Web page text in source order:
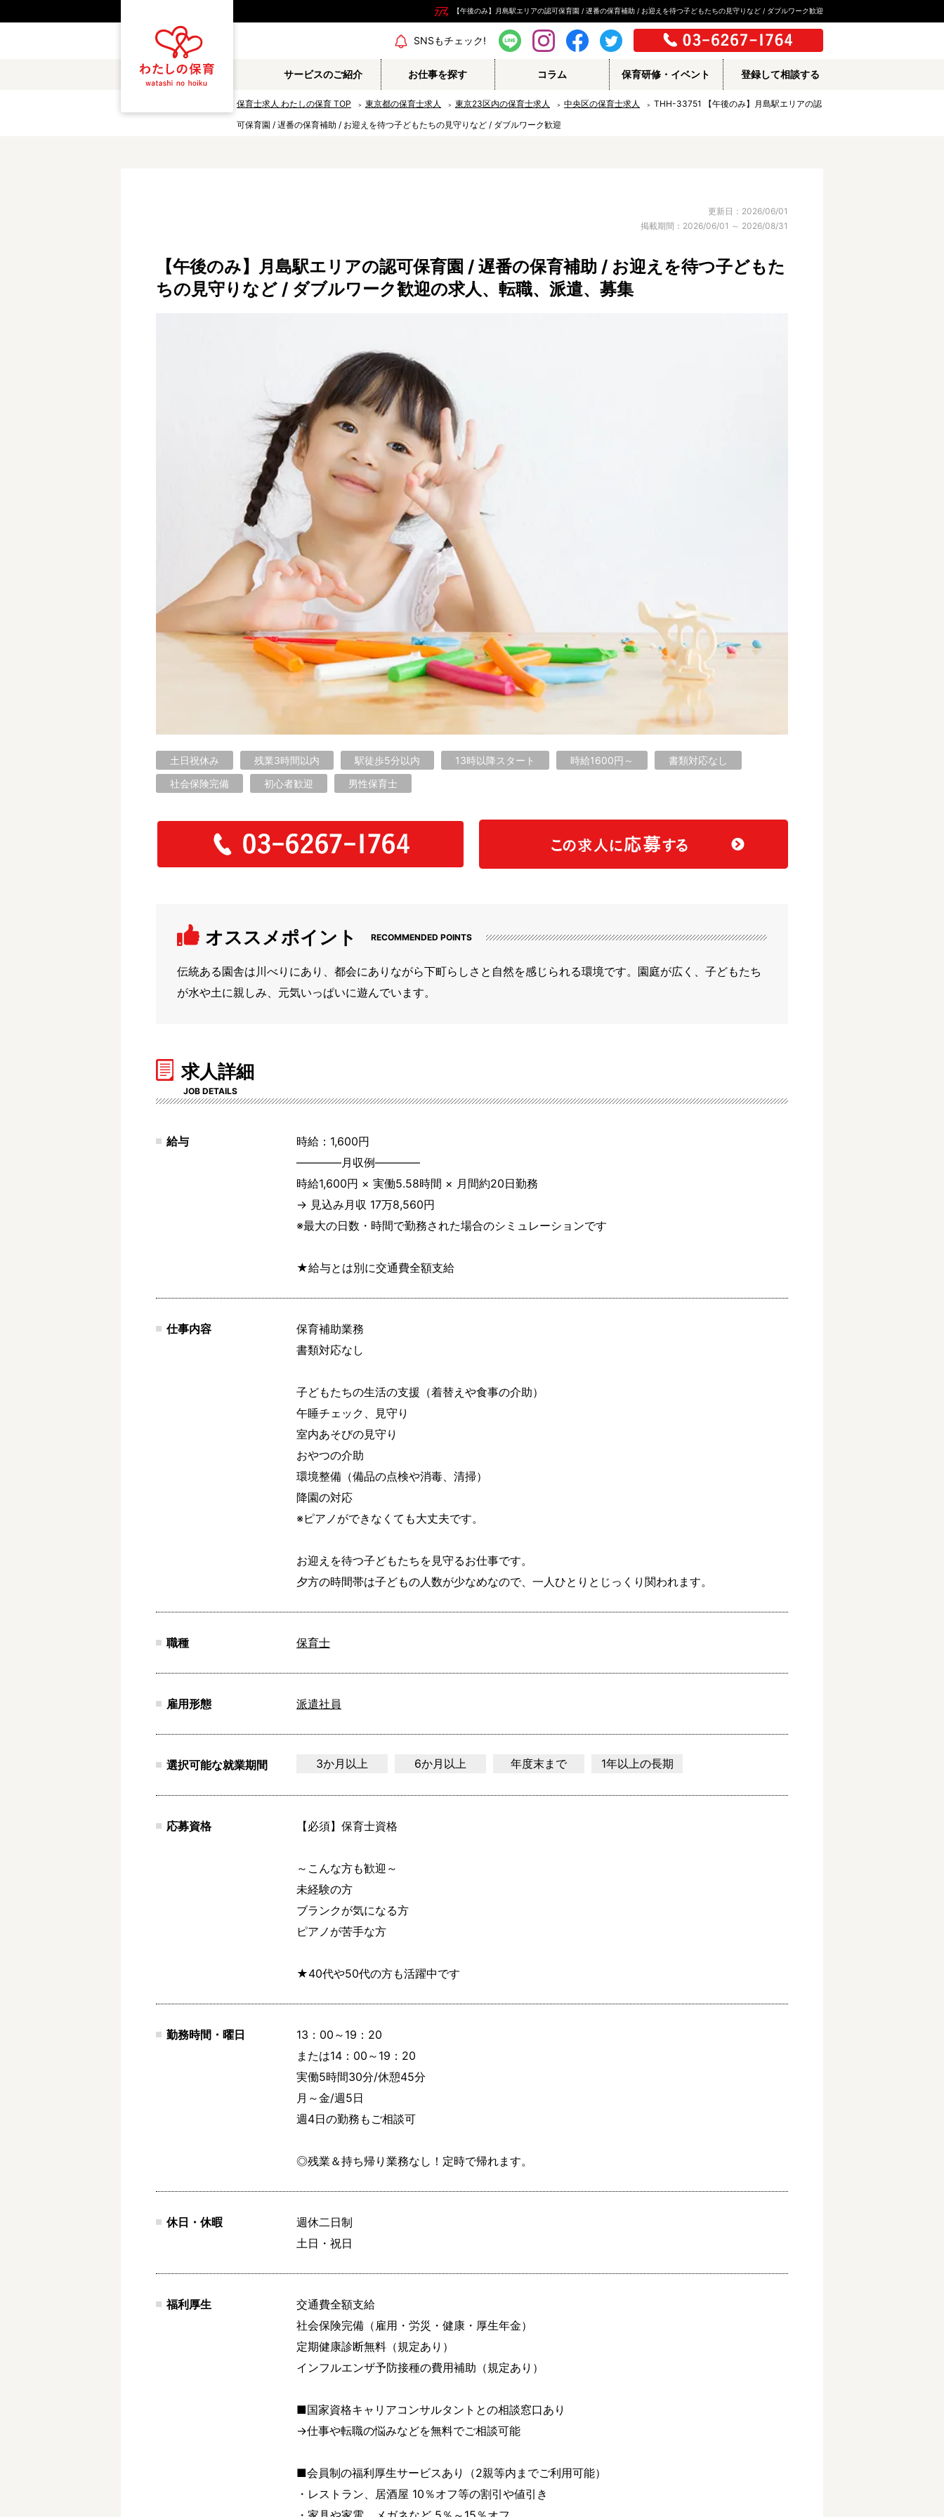
【午後のみ】月島駅エリアの認可保育園 / 遅番の保育補助 / お迎えを待つ子どもたちの見守りなど / ダブルワーク歓迎
SNSもチェック!
サービスのご紹介 お仕事を探す コラム 保育研修・イベント 登録して相談する
保育士求人 わたしの保育 TOP 東京都の保育士求人 東京23区内の保育士求人 中央区の保育士求人
THH-33751 【午後のみ】月島駅エリアの認
可保育園 / 遅番の保育補助 / お迎えを待つ子どもたちの見守りなど / ダブルワーク歓迎
更新日：2026/06/01
掲載期間：2026/06/01 ～ 2026/08/31
【午後のみ】月島駅エリアの認可保育園 / 遅番の保育補助 / お迎えを待つ子どもた
ちの見守りなど / ダブルワーク歓迎の求人、転職、派遣、募集
土日祝休み 残業3時間以内 駅徒歩5分以内 13時以降スタート 時給1600円～
書類対応なし
社会保険完備
初心者歓迎 男性保育士
オススメポイント RECOMMENDED POINTS
伝統ある園舎は川べりにあり、都会にありながら下町らしさと自然を感じられる環境です。園庭が広く、子どもたち
が水や土に親しみ、元気いっぱいに遊んでいます。
求人詳細
JOB DETAILS
給与
時給：1,600円
――――月収例――――
時給1,600円 × 実働5.58時間 × 月間約20日勤務
→ 見込み月収 17万8,560円
※最大の日数・時間で勤務された場合のシミュレーションです
★給与とは別に交通費全額支給
仕事内容
保育補助業務
書類対応なし
子どもたちの生活の支援（着替えや食事の介助）
午睡チェック、見守り
室内あそびの見守り
おやつの介助
環境整備（備品の点検や消毒、清掃）
降園の対応
※ピアノができなくても大丈夫です。
お迎えを待つ子どもたちを見守るお仕事です。
夕方の時間帯は子どもの人数が少なめなので、一人ひとりとじっくり関われます。
職種 保育士
雇用形態 派遣社員
選択可能な就業期間 3か月以上 6か月以上 年度末まで 1年以上の長期
応募資格 【必須】保育士資格
～こんな方も歓迎～
未経験の方
ブランクが気になる方
ピアノが苦手な方
★40代や50代の方も活躍中です
勤務時間・曜日
13：00～19：20
または14：00～19：20
実働5時間30分/休憩45分
月～金/週5日
週4日の勤務もご相談可
◎残業＆持ち帰り業務なし！定時で帰れます。
休日・休暇
週休二日制
土日・祝日
福利厚生
交通費全額支給
社会保険完備（雇用・労災・健康・厚生年金）
定期健康診断無料（規定あり）
インフルエンザ予防接種の費用補助（規定あり）
■国家資格キャリアコンサルタントとの相談窓口あり
→仕事や転職の悩みなどを無料でご相談可能
■会員制の福利厚生サービスあり（2親等内までご利用可能）
・レストラン、居酒屋 10％オフ等の割引や値引き
エリア情報
私立認可保育園 認定こども園
幼稚園
認可外保育園 病院内保育所
事業所内保育所
土日祝休み 残業3時間以内
15時までのお仕事 13時以降スタート
週3日以内 土日祝のお仕事
書類対応なし 社会保険完備
初心者歓迎 男性保育士
マイカー通勤OK 小規模保育園
単発保育士として働く！
〜